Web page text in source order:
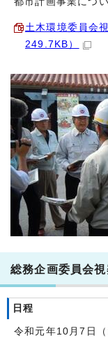
土木環境委員会
249.7KB）
総務企画委員会
日程
令和元年10月7日（